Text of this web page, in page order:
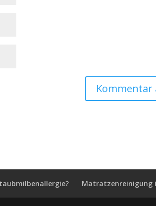
Matratzenreinigung